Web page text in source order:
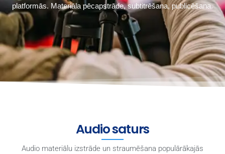
platformās. Materiāla pēcapstrāde, subtitrēšana, publicēšana.
Audio saturs
Audio materiālu izstrāde un straumēšana populārākajās